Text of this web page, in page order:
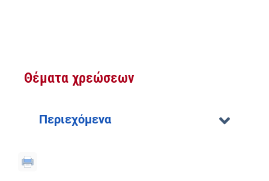
Θέματα χρεώσεων
Περιεχόμενα